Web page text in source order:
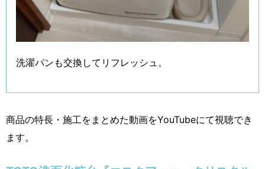
洗濯パンも交換してリフレッシュ。
商品の特長・施工をまとめた動画をYouTubeにて視聴でき
ます。